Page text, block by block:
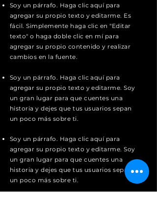
Soy un párrafo. Haga clic aquí para
agregar su propio texto y editarme. Es
fácil. Simplemente haga clic en "Editar
texto" o haga doble clic en mí para
agregar su propio contenido y realizar
cambios en la fuente.
Soy un párrafo. Haga clic aquí para
agregar su propio texto y editarme. Soy
un gran lugar para que cuentes una
historia y dejes que tus usuarios sepan
un poco más sobre ti.
Soy un párrafo. Haga clic aquí para
agregar su propio texto y editarme. Soy
un gran lugar para que cuentes una
historia y dejes que tus usuarios sepan
un poco más sobre ti.